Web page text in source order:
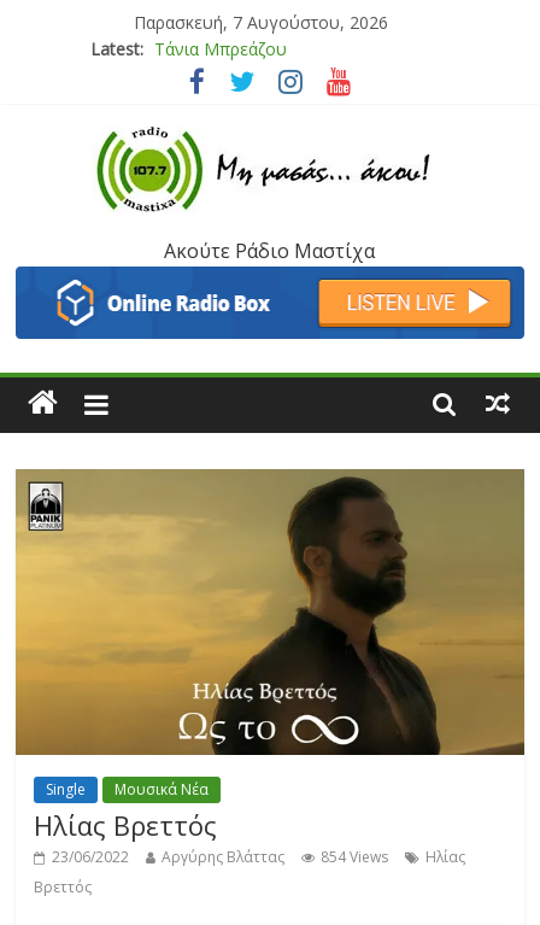
Παρασκευή, 7 Αυγούστου, 2026
Latest: Bliss
Μάνος Τρυπιάς & Γιώργος Στρατάκης
Ιορδάνης Αγαπητός
Μαριάννα Μασάδη
Τάνια Μπρεάζου
Ακούτε Ράδιο Μαστίχα
Single Μουσικά Νέα
Ηλίας Βρεττός
23/06/2022 Αργύρης Βλάττας 854 Views
Ηλίας
Βρεττός